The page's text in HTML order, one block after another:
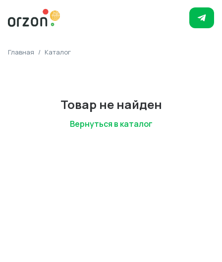
Главная / Каталог
Товар не найден
Вернуться в каталог